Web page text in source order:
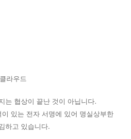
라우드
는 협상이 끝난 것이 아닙니다.
있는 전자 서명에 있어 명실상부한
하고 있습니다.